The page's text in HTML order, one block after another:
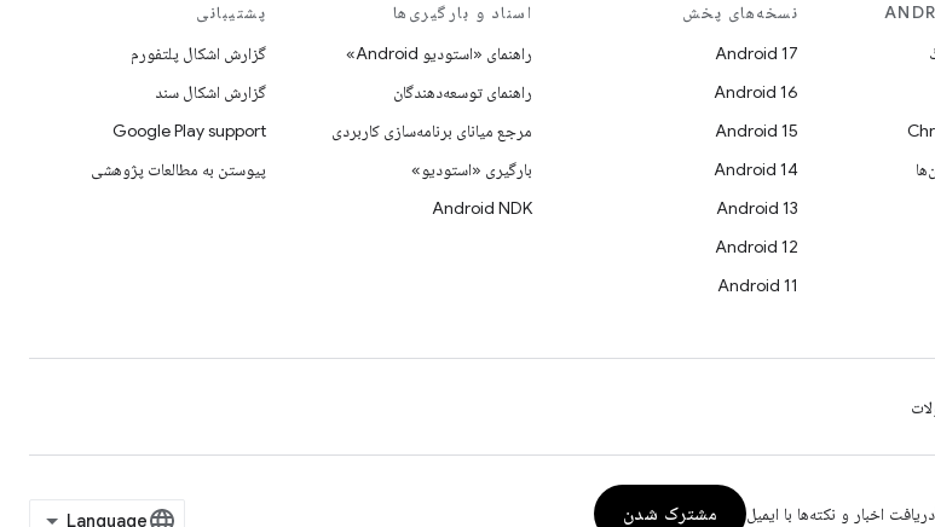
نسخه‌های پخش
Android 17
Android 16
Android 15
Android 14
Android 13
Android 12
Android 11
اسناد و بارگیری‌ها
راهنمای «استودیو Android»
راهنمای توسعه‌دهندگان
مرجع میانای برنامه‌سازی کاربردی
بارگیری «استودیو»
Android NDK
پشتیبانی
گزارش اشکال پلتفورم
گزارش اشکال سند
Google Play support
پیوستن به مطالعات پژوهشی
دریافت اخبار و نکته‌ها با ایمیل مشترک شدن